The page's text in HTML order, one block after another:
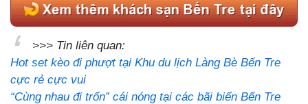
>>> Tin liên quan:
Hot set kèo đi phượt tại Khu du lịch Làng Bè Bến Tre
cực rẻ cực vui
“Cùng nhau đi trốn” cái nóng tại các bãi biển Bến Tre